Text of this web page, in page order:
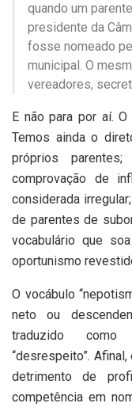
quando um
presidente da
fosse nomeado
municipal. O
vereadores,
E não para por aí.
Temos ainda o
próprios
comprovação de
considerada
de parentes de
vocabulário que
oportunismo
O vocábulo
neto ou
traduzido como
“desrespeito”.
detrimento de
competência em